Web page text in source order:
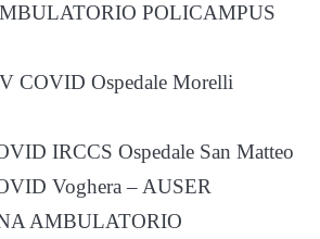
POLICAMPUS
COVID Ospedale Morelli
IRCCS Ospedale San Matteo
Voghera – AUSER
AMBULATORIO